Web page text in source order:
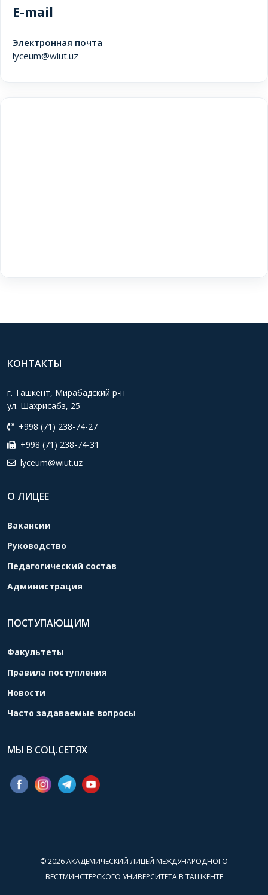
E-mail
Электронная почта
lyceum@wiut.uz
КОНТАКТЫ
г. Ташкент, Мирабадский р-н
ул. Шахрисабз, 25
+998 (71) 238-74-27
+998 (71) 238-74-31
lyceum@wiut.uz
О ЛИЦЕЕ
Вакансии
Руководство
Педагогический состав
Администрация
ПОСТУПАЮЩИМ
Факультеты
Правила поступления
Новости
Часто задаваемые вопросы
МЫ В СОЦ.СЕТЯХ
© 2026АКАДЕМИЧЕСКИЙ ЛИЦЕЙ МЕЖДУНАРОДНОГО
ВЕСТМИНСТЕРСКОГО УНИВЕРСИТЕТА В ТАШКЕНТЕ